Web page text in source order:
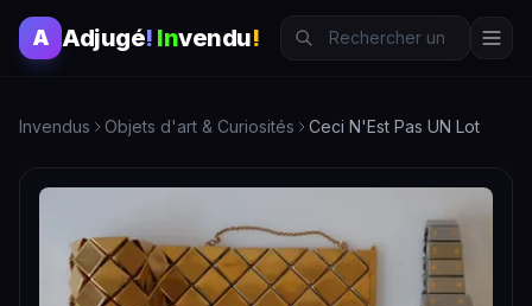
A Adjugé! Invendu!
Invendus Objets d'art & Curiosités Ceci N'Est Pas UN Lot